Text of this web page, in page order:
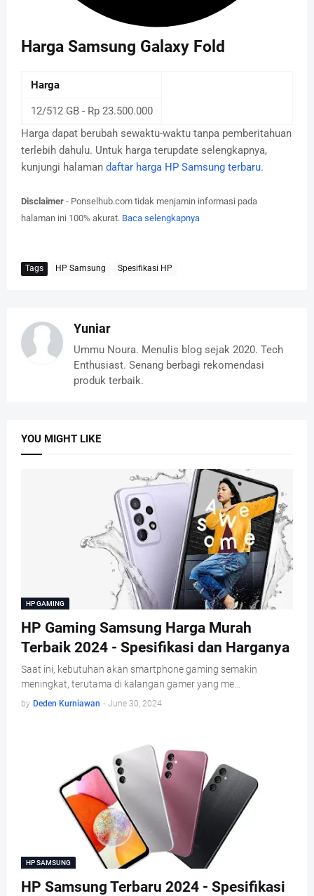
Harga Samsung Galaxy Fold
Harga
12/512 GB - Rp 23.500.000
Harga dapat berubah sewaktu-waktu tanpa pemberitahuan
terlebih dahulu. Untuk harga terupdate selengkapnya,
kunjungi halaman daftar harga HP Samsung terbaru.
Disclaimer - Ponselhub.com tidak menjamin informasi pada
halaman ini 100% akurat. Baca selengkapnya
Tags HP Samsung Spesifikasi HP
Yuniar
Ummu Noura. Menulis blog sejak 2020. Tech
Enthusiast. Senang berbagi rekomendasi
produk terbaik.
YOU MIGHT LIKE
HP GAMING
HP Gaming Samsung Harga Murah
Terbaik 2024 - Spesifikasi dan Harganya
Saat ini, kebutuhan akan smartphone gaming semakin
meningkat, terutama di kalangan gamer yang me…
by Deden Kurniawan - June 30, 2024
HP SAMSUNG
HP Samsung Terbaru 2024 - Spesifikasi